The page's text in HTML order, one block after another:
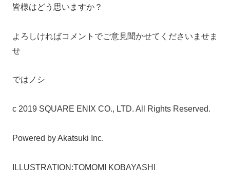
皆様はどう思いますか？
よろしければコメントでご意見聞かせてくださいませま
せ
ではノシ
c 2019 SQUARE ENIX CO., LTD. All Rights Reserved.
Powered by Akatsuki Inc.
ILLUSTRATION:TOMOMI KOBAYASHI